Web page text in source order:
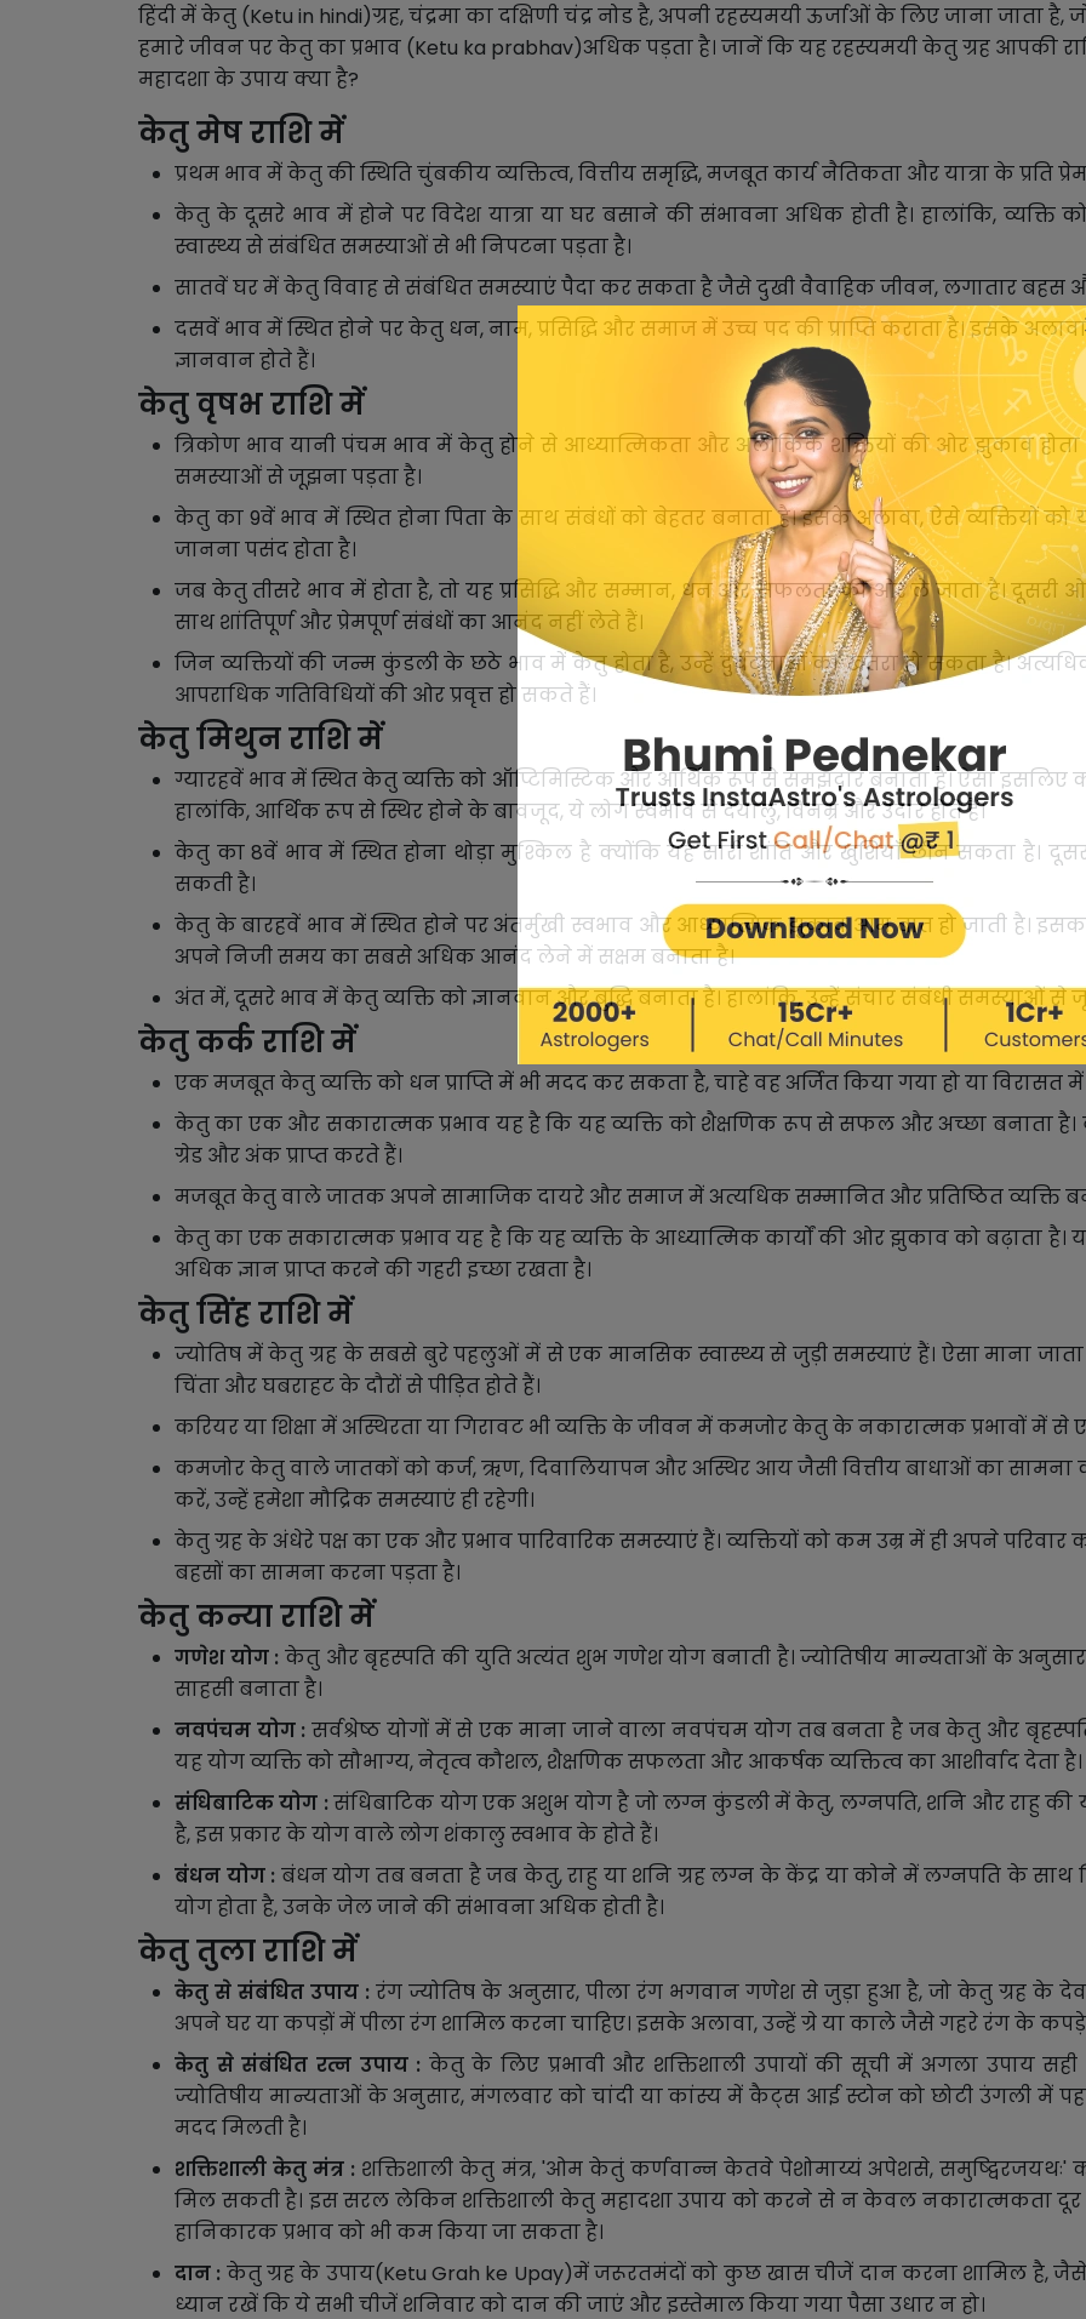
हिंदी में केतु (Ketu in hindi)ग्रह, चंद्रमा का दक्षिणी चंद्र नोड है, अपनी रहस्यमयी ऊर्जाओं के लिए जाना जाता
हमारे जीवन पर केतु का प्रभाव (Ketu ka prabhav)अधिक पड़ता है। जानें कि यह रहस्यमयी केतु ग्रह आपकी
महादशा के उपाय क्या है?
केतु मेष राशि में
प्रथम भाव में केतु की स्थिति चुंबकीय व्यक्तित्व, वित्तीय समृद्धि, मजबूत कार्य नैतिकता और यात्रा के प्रति
केतु के दूसरे भाव में होने पर विदेश यात्रा या घर बसाने की संभावना अधिक होती है। हालांकि, व्यक्ति
स्वास्थ्य से संबंधित समस्याओं से भी निपटना पड़ता है।
सातवें घर में केतु विवाह से संबंधित समस्याएं पैदा कर सकता है जैसे दुखी वैवाहिक जीवन, लगातार
दसवें भाव में स्थित होने पर केतु धन, नाम, प्रसिद्धि और समाज में उच्च पद की प्राप्ति कराता है। इसके
ज्ञानवान होते हैं।
केतु वृषभ राशि में
त्रिकोण भाव यानी पंचम भाव में केतु होने से आध्यात्मिकता और अलौकिक शक्तियों की ओर झुकाव होता है।
समस्याओं से जूझना पड़ता है।
केतु का 9वें भाव में स्थित होना पिता के साथ संबंधों को बेहतर बनाता है। इसके अलावा, ऐसे व्यक्तियों को
जानना पसंद होता है।
जब केतु तीसरे भाव में होता है, तो यह प्रसिद्धि और सम्मान, धन और सफलता की ओर ले जाता है। दूसरी
साथ शांतिपूर्ण और प्रेमपूर्ण संबंधों का आनंद नहीं लेते हैं।
जिन व्यक्तियों की जन्म कुंडली के छठे भाव में केतु होता है, उन्हें दुर्घटनाओं का खतरा हो सकता है।
आपराधिक गतिविधियों की ओर प्रवृत्त हो सकते हैं।
केतु मिथुन राशि में
ग्यारहवें भाव में स्थित केतु व्यक्ति को ऑप्टिमिस्टिक और आर्थिक रूप से समझदार बनाता है। ऐसा इसलिए
हालांकि, आर्थिक रूप से स्थिर होने के बावजूद, ये लोग स्वभाव से दयालु, विनम्र और उदार होते हैं।
केतु का 8वें भाव में स्थित होना थोड़ा मुश्किल है क्योंकि यह सारी शांति और खुशियाँ छीन सकता है।
सकती है।
केतु के बारहवें भाव में स्थित होने पर अंतर्मुखी स्वभाव और आध्यात्मिक झुकाव आम बात हो जाती है।
अपने निजी समय का सबसे अधिक आनंद लेने में सक्षम बनाता है।
अंत में, दूसरे भाव में केतु व्यक्ति को ज्ञानवान और बुद्धि बनाता है। हालांकि, उन्हें संचार संबंधी समस्याओं
केतु कर्क राशि में
एक मजबूत केतु व्यक्ति को धन प्राप्ति में भी मदद कर सकता है, चाहे वह अर्जित किया गया हो या विरासत में
केतु का एक और सकारात्मक प्रभाव यह है कि यह व्यक्ति को शैक्षणिक रूप से सफल और अच्छा बनाता
ग्रेड और अंक प्राप्त करते हैं।
मजबूत केतु वाले जातक अपने सामाजिक दायरे और समाज में अत्यधिक सम्मानित और प्रतिष्ठित व्यक्ति
केतु का एक सकारात्मक प्रभाव यह है कि यह व्यक्ति के आध्यात्मिक कार्यों की ओर झुकाव को बढ़ाता है।
अधिक ज्ञान प्राप्त करने की गहरी इच्छा रखता है।
केतु सिंह राशि में
ज्योतिष में केतु ग्रह के सबसे बुरे पहलुओं में से एक मानसिक स्वास्थ्य से जुड़ी समस्याएं हैं। ऐसा माना
चिंता और घबराहट के दौरों से पीड़ित होते हैं।
करियर या शिक्षा में अस्थिरता या गिरावट भी व्यक्ति के जीवन में कमजोर केतु के नकारात्मक प्रभावों में से
कमजोर केतु वाले जातकों को कर्ज, ऋण, दिवालियापन और अस्थिर आय जैसी वित्तीय बाधाओं का सामना
करें, उन्हें हमेशा मौद्रिक समस्याएं ही रहेगी।
केतु ग्रह के अंधेरे पक्ष का एक और प्रभाव पारिवारिक समस्याएं हैं। व्यक्तियों को कम उम्र में ही अपने
बहसों का सामना करना पड़ता है।
केतु कन्या राशि में
गणेश योग : केतु और बृहस्पति की युति अत्यंत शुभ गणेश योग बनाती है। ज्योतिषीय मान्यताओं के
साहसी बनाता है।
नवपंचम योग : सर्वश्रेष्ठ योगों में से एक माना जाने वाला नवपंचम योग तब बनता है जब केतु और
यह योग व्यक्ति को सौभाग्य, नेतृत्व कौशल, शैक्षणिक सफलता और आकर्षक व्यक्तित्व का आशीर्वाद देता है।
संधिबाटिक योग :संधिबाटिक योग एक अशुभ योग है जो लग्न कुंडली में केतु, लग्नपति, शनि और राहु की
है, इस प्रकार के योग वाले लोग शंकालु स्वभाव के होते हैं।
बंधन योग : बंधन योग तब बनता है जब केतु, राहु या शनि ग्रह लग्न के केंद्र या कोने में लग्नपति के साथ
योग होता है, उनके जेल जाने की संभावना अधिक होती है।
केतु तुला राशि में
केतु से संबंधित उपाय : रंग ज्योतिष के अनुसार, पीला रंग भगवान गणेश से जुड़ा हुआ है, जो केतु ग्रह के
अपने घर या कपड़ों में पीला रंग शामिल करना चाहिए। इसके अलावा, उन्हें ग्रे या काले जैसे गहरे रंग के
केतु से संबंधित रत्न उपाय : केतु के लिए प्रभावी और शक्तिशाली उपायों की सूची में अगला उपाय
ज्योतिषीय मान्यताओं के अनुसार, मंगलवार को चांदी या कांस्य में कैट्स आई स्टोन को छोटी उंगली में
मदद मिलती है।
शक्तिशाली केतु मंत्र : शक्तिशाली केतु मंत्र, 'ओम केतुं कर्णवान्न केतवे पेशोमाय्यं अपेशसे, समुष्द्विरजयथः'
मिल सकती है। इस सरल लेकिन शक्तिशाली केतु महादशा उपाय को करने से न केवल नकारात्मकता
हानिकारक प्रभाव को भी कम किया जा सकता है।
दान : केतु ग्रह के उपाय(Ketu Grah ke Upay)में जरूरतमंदों को कुछ खास चीजें दान करना शामिल है,
ध्यान रखें कि ये सभी चीजें शनिवार को दान की जाएं और इस्तेमाल किया गया पैसा उधार न हो।